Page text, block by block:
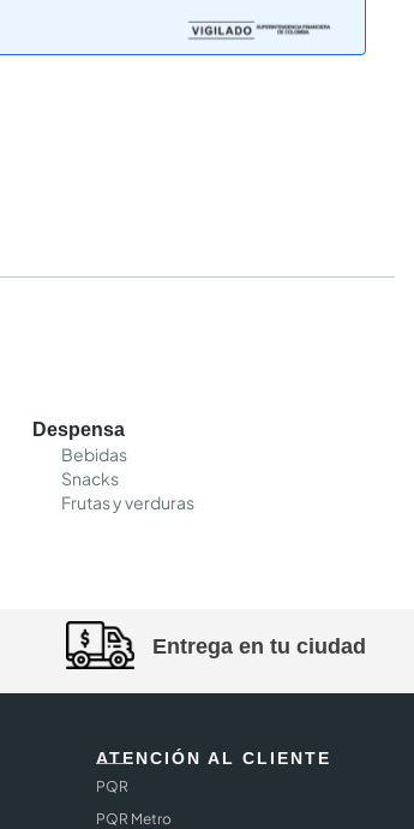
Despensa
Bebidas
Snacks
Frutas y verduras
Entrega en tu ciudad
ATENCIÓN AL CLIENTE
PQR
PQR Metro